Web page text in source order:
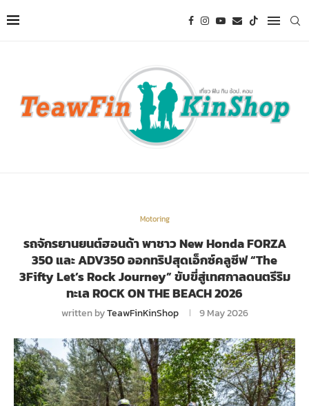
Motoring
รถจักรยานยนต์ฮอนด้า พาชาว New Honda FORZA
350 และ ADV350 ออกทริปสุดเอ็กซ์คลูซีฟ “The
3Fifty Let’s Rock Journey” ขับขี่สู่เทศกาลดนตรีริม
ทะเล ROCK ON THE BEACH 2026
written byTeawFinKinShop 9 May 2026